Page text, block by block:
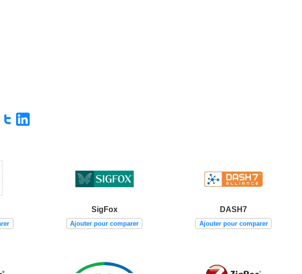
SigFox
Ajouter pour comparer
DASH7
Ajouter pour comparer